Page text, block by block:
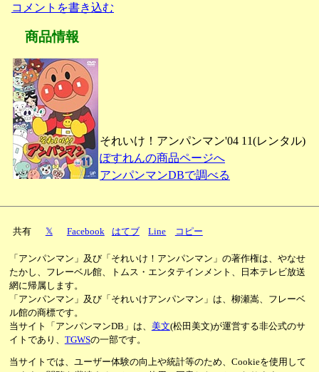
コメントを書き込む
商品情報
それいけ！アンパンマン'04 11(レンタル)
ぽすれんの商品ページへ
アンパンマンDBで調べる
共有 𝕏 Facebook はてブ Line コピー
「アンパンマン」及び「それいけ！アンパンマン」の著作権は、やなせ
たかし、フレーベル館、トムス・エンタテインメント、日本テレビ放送
網に帰属します。
「アンパンマン」及び「それいけアンパンマン」は、柳瀬嵩、フレーベ
ル館の商標です。
当サイト「アンパンマンDB」は、 美文(松田美文)が運営する非公式のサ
イトであり、 TGWSの一部です。
当サイトでは、ユーザー体験の向上や統計等のため、Cookieを使用して